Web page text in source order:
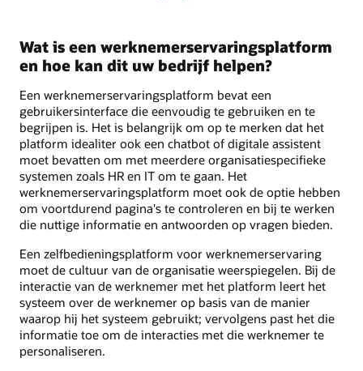
Wat is een werknemerservaringsplatform
en hoe kan dit uw bedrijf helpen?
Een werknemerservaringsplatform bevat een
gebruikersinterface die eenvoudig te gebruiken en te
begrijpen is. Het is belangrijk om op te merken dat het
platform idealiter ook een chatbot of digitale assistent
moet bevatten om met meerdere organisatiespecifieke
systemen zoals HR en IT om te gaan. Het
werknemerservaringsplatform moet ook de optie hebben
om voortdurend pagina's te controleren en bij te werken
die nuttige informatie en antwoorden op vragen bieden.
Een zelfbedieningsplatform voor werknemerservaring
moet de cultuur van de organisatie weerspiegelen. Bij de
interactie van de werknemer met het platform leert het
systeem over de werknemer op basis van de manier
waarop hij het systeem gebruikt; vervolgens past het die
informatie toe om de interacties met die werknemer te
personaliseren.